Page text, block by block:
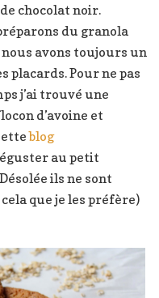
chocolat noir.
du granola
avons toujours un
placards. Pour ne pas
j’ai trouvé une
d’avoine et
blog
au petit
ils ne sont
cela que je les préfère)